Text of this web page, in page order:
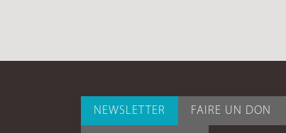
NEWSLETTER FAIRE UN DON